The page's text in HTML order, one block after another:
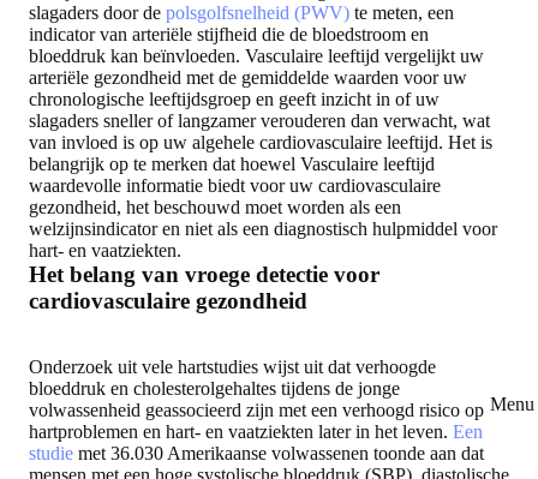
Menu
slagaders door de polsgolfsnelheid (PWV) te meten, een
indicator van arteriële stijfheid die de bloedstroom en
bloeddruk kan beïnvloeden. Vasculaire leeftijd vergelijkt uw
arteriële gezondheid met de gemiddelde waarden voor uw
chronologische leeftijdsgroep en geeft inzicht in of uw
slagaders sneller of langzamer verouderen dan verwacht, wat
van invloed is op uw algehele cardiovasculaire leeftijd. Het is
belangrijk op te merken dat hoewel Vasculaire leeftijd
waardevolle informatie biedt voor uw cardiovasculaire
gezondheid, het beschouwd moet worden als een
welzijnsindicator en niet als een diagnostisch hulpmiddel voor
hart- en vaatziekten.
Het belang van vroege detectie voor
cardiovasculaire gezondheid
Onderzoek uit vele hartstudies wijst uit dat verhoogde
bloeddruk en cholesterolgehaltes tijdens de jonge
volwassenheid geassocieerd zijn met een verhoogd risico op
hartproblemen en hart- en vaatziekten later in het leven. Een
studie met 36.030 Amerikaanse volwassenen toonde aan dat
mensen met een hoge systolische bloeddruk (SBP), diastolische